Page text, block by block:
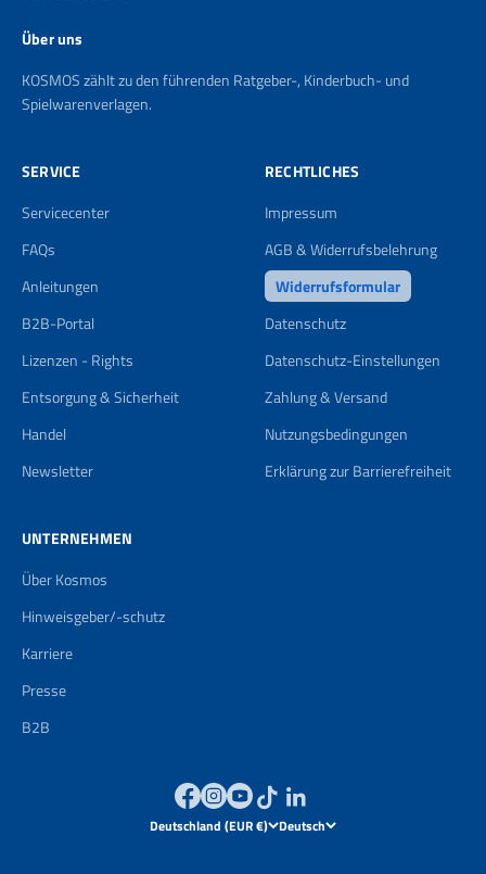
Über uns
KOSMOS zählt zu den führenden Ratgeber-, Kinderbuch- und
Spielwarenverlagen.
SERVICE
Servicecenter
FAQs
Anleitungen
B2B-Portal
Lizenzen - Rights
Entsorgung & Sicherheit
Handel
Newsletter
RECHTLICHES
Impressum
AGB & Widerrufsbelehrung
Widerrufsformular
Datenschutz
Datenschutz-Einstellungen
Zahlung & Versand
Nutzungsbedingungen
Erklärung zur Barrierefreiheit
UNTERNEHMEN
Über Kosmos
Hinweisgeber/-schutz
Karriere
Presse
B2B
Deutschland (EUR €) Deutsch